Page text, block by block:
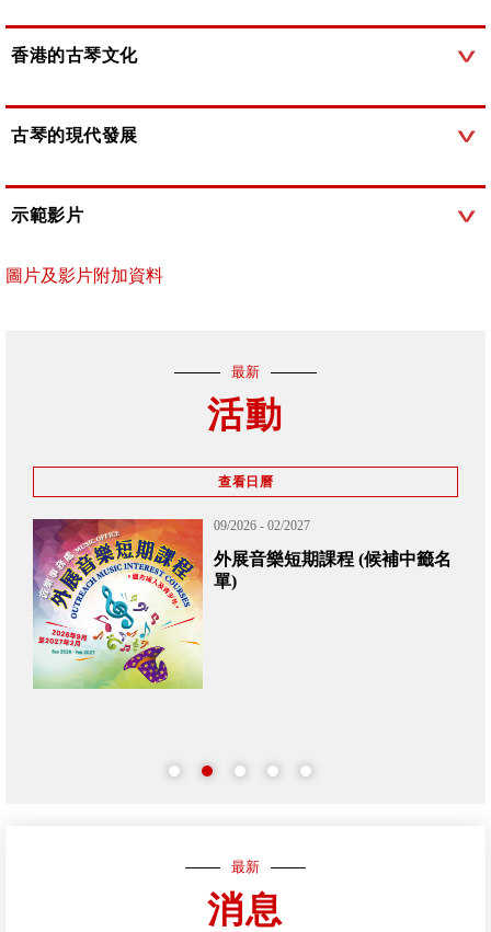
香港的古琴文化
古琴的現代發展
示範影片
圖片及影片附加資料
最新
活動
查看日曆
09/2026 - 02/2027
外展音樂短期課程 (候補中籤名
單)
最新
消息